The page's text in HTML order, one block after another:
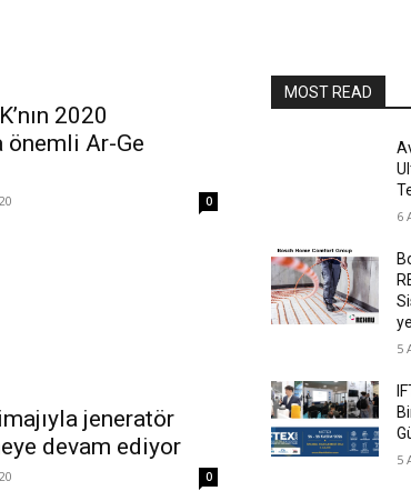
2020
önemli Ar-Ge
0
jeneratör
devam ediyor
0
MOST READ
6
5
5